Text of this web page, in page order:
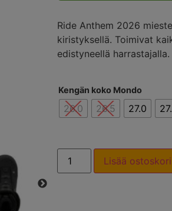
Ride Anthem 2026
kiristyksellä. Toimivat
edistyneellä
Kengän koko Mondo
26.0 26.5 27.0
Lisää